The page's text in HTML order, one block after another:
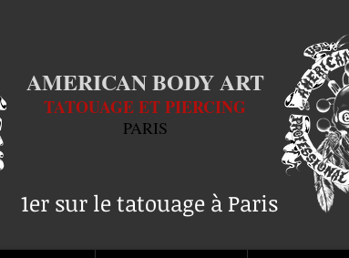
AMERICAN BODY ART
TATOUAGE ET PIERCING
PARIS
1er sur le tatouage à Paris